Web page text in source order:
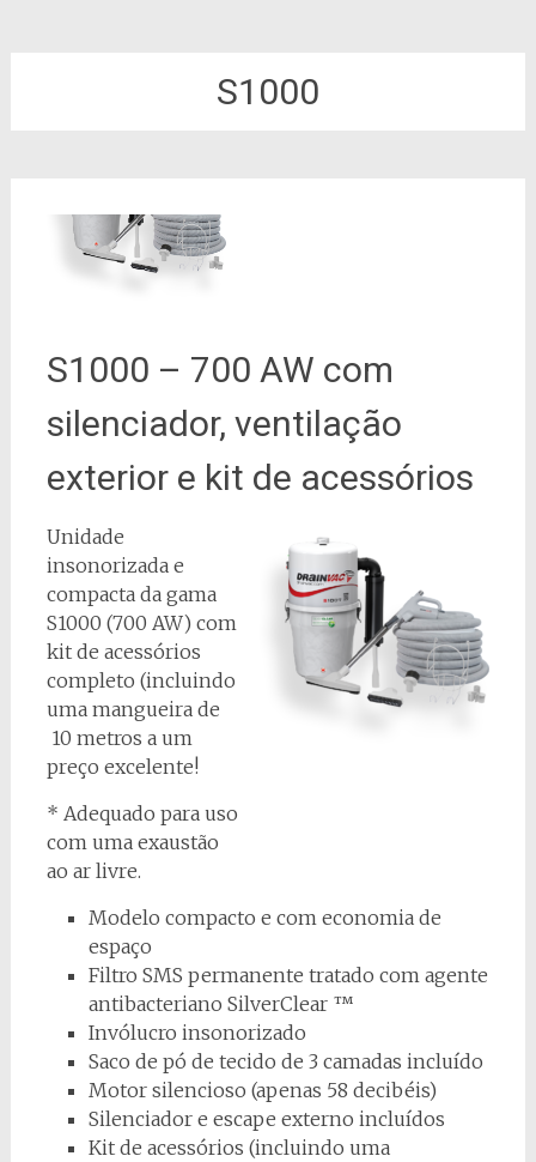
S1000
S1000 – 700 AW com
silenciador, ventilação
exterior e kit de acessórios
Unidade
insonorizada e
compacta da gama
S1000 (700 AW) com
kit de acessórios
completo (incluindo
uma mangueira de
10 metros a um
preço excelente!
* Adequado para uso
com uma exaustão
ao ar livre.
Modelo compacto e com economia de
espaço
Filtro SMS permanente tratado com agente
antibacteriano SilverClear ™
Invólucro insonorizado
Saco de pó de tecido de 3 camadas incluído
Motor silencioso (apenas 58 decibéis)
Silenciador e escape externo incluídos
Kit de acessórios (incluindo uma